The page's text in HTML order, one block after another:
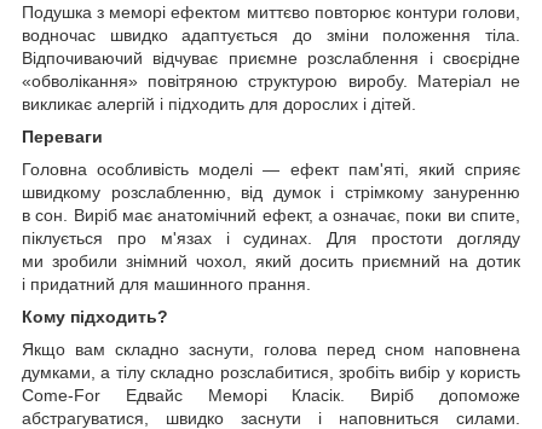
Подушка з меморі ефектом миттєво повторює контури голови,
водночас швидко адаптується до зміни положення тіла.
Відпочиваючий відчуває приємне розслаблення і своєрідне
«обволікання» повітряною структурою виробу. Матеріал не
викликає алергій і підходить для дорослих і дітей.
Переваги
Головна особливість моделі — ефект пам'яті, який сприяє
швидкому розслабленню, від думок і стрімкому зануренню
в сон. Виріб має анатомічний ефект, а означає, поки ви спите,
піклується про м'язах і судинах. Для простоти догляду
ми зробили знімний чохол, який досить приємний на дотик
і придатний для машинного прання.
Кому підходить?
Якщо вам складно заснути, голова перед сном наповнена
думками, а тілу складно розслабитися, зробіть вибір у користь
Come-For Едвайс Меморі Класік. Виріб допоможе
абстрагуватися, швидко заснути і наповниться силами.